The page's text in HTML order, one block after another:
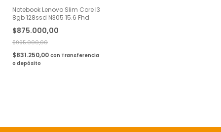
Notebook Lenovo Slim Core I3
8gb 128ssd N305 15.6 Fhd
$875.000,00
$995.000,00
$831.250,00 con Transferencia
o depósito